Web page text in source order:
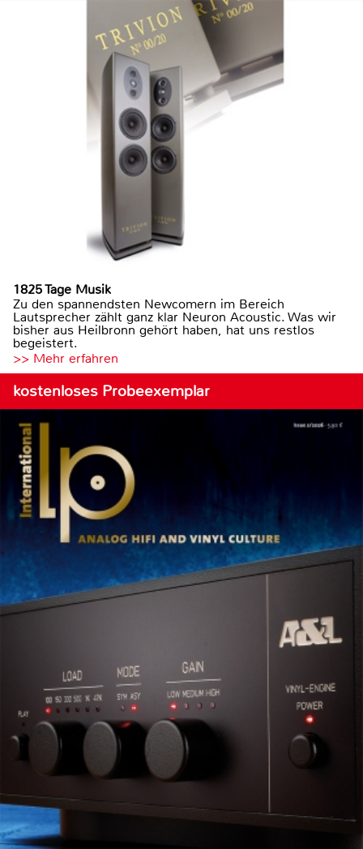
1825 Tage Musik
Zu den spannendsten Newcomern im Bereich
Lautsprecher zählt ganz klar Neuron Acoustic. Was wir
bisher aus Heilbronn gehört haben, hat uns restlos
begeistert.
>> Mehr erfahren
kostenloses Probeexemplar